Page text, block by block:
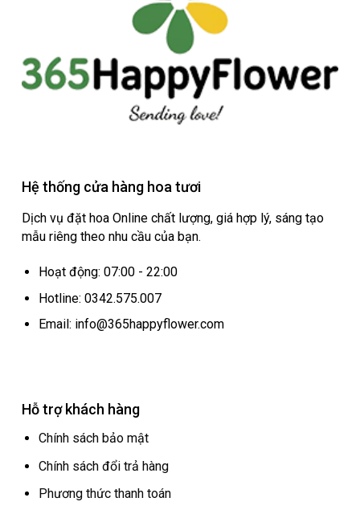
Hệ thống cửa hàng hoa tươi
Dịch vụ đặt hoa Online chất lượng, giá hợp lý, sáng tạo
mẫu riêng theo nhu cầu của bạn.
Hoạt động: 07:00 - 22:00
Hotline: 0342.575.007
Email: info@365happyflower.com
Hỗ trợ khách hàng
Chính sách bảo mật
Chính sách đổi trả hàng
Phương thức thanh toán